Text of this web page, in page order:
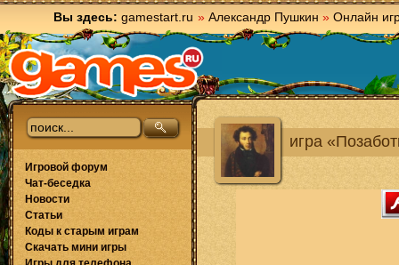
Вы здесь: gamestart.ru » Александр Пушкин » Онлайн
игра
Игровой форум
Чат-беседка
Новости
Статьи
Коды к старым играм
Скачать мини игры